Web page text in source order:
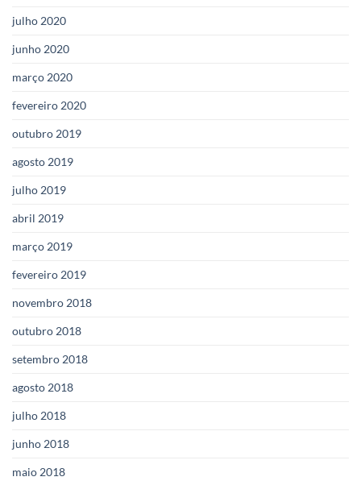
julho 2020
junho 2020
março 2020
fevereiro 2020
outubro 2019
agosto 2019
julho 2019
abril 2019
março 2019
fevereiro 2019
novembro 2018
outubro 2018
setembro 2018
agosto 2018
julho 2018
junho 2018
maio 2018